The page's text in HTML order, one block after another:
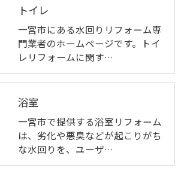
トイレ
一宮市にある水回りリフォーム専
門業者のホームページです。トイ
レリフォームに関す…
浴室
一宮市で提供する浴室リフォーム
は、劣化や悪臭などが起こりがち
な水回りを、ユーザ…